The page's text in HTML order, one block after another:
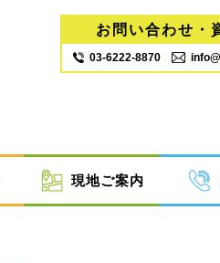
お問い合わせ・
03‐6222‐8870
現地ご案内